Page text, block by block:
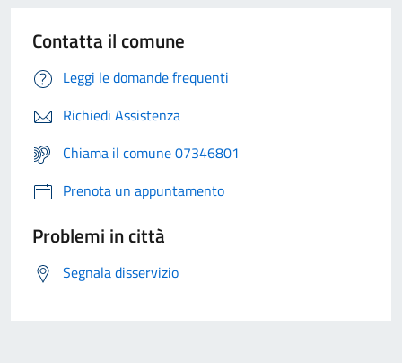
Contatta il comune
Leggi le domande frequenti
Richiedi Assistenza
Chiama il comune 07346801
Prenota un appuntamento
Problemi in città
Segnala disservizio